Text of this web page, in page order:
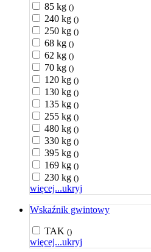
85 kg ()
240 kg ()
250 kg ()
68 kg ()
62 kg ()
70 kg ()
120 kg ()
130 kg ()
135 kg ()
255 kg ()
480 kg ()
330 kg ()
395 kg ()
169 kg ()
230 kg ()
więcej...ukryj
Wskaźnik gwintowy
TAK ()
więcej...ukryj